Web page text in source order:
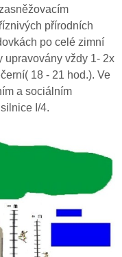
přírodních
po celé zimní
upravovány vždy 1- 2x
18 - 21 hod.). Ve
a sociálním
I/4.